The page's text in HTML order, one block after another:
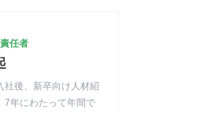
任者
社後、新卒向け人材紹
7年にわたって年間で